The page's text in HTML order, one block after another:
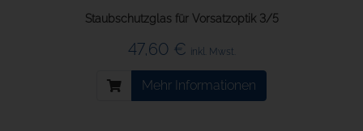
Staubschutzglas für Vorsatzoptik 3/5
47,60 € inkl. Mwst.
Mehr Informationen